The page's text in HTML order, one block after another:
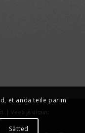
| Veeb ja disain:
et anda teile parim
Sätted